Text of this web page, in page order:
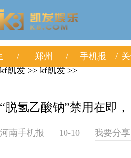
郑州 手机报
kf凯发 >> kf凯发 >>
“脱氢乙酸钠”禁用在即
河南手机报 10-10 我要分享